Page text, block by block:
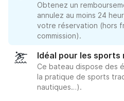
Obtenez un
annulez au moins 24
votre réservation (hors
commission).
Idéal pour les sports
Ce bateau dispose des
la pratique de sports
nautiques…).